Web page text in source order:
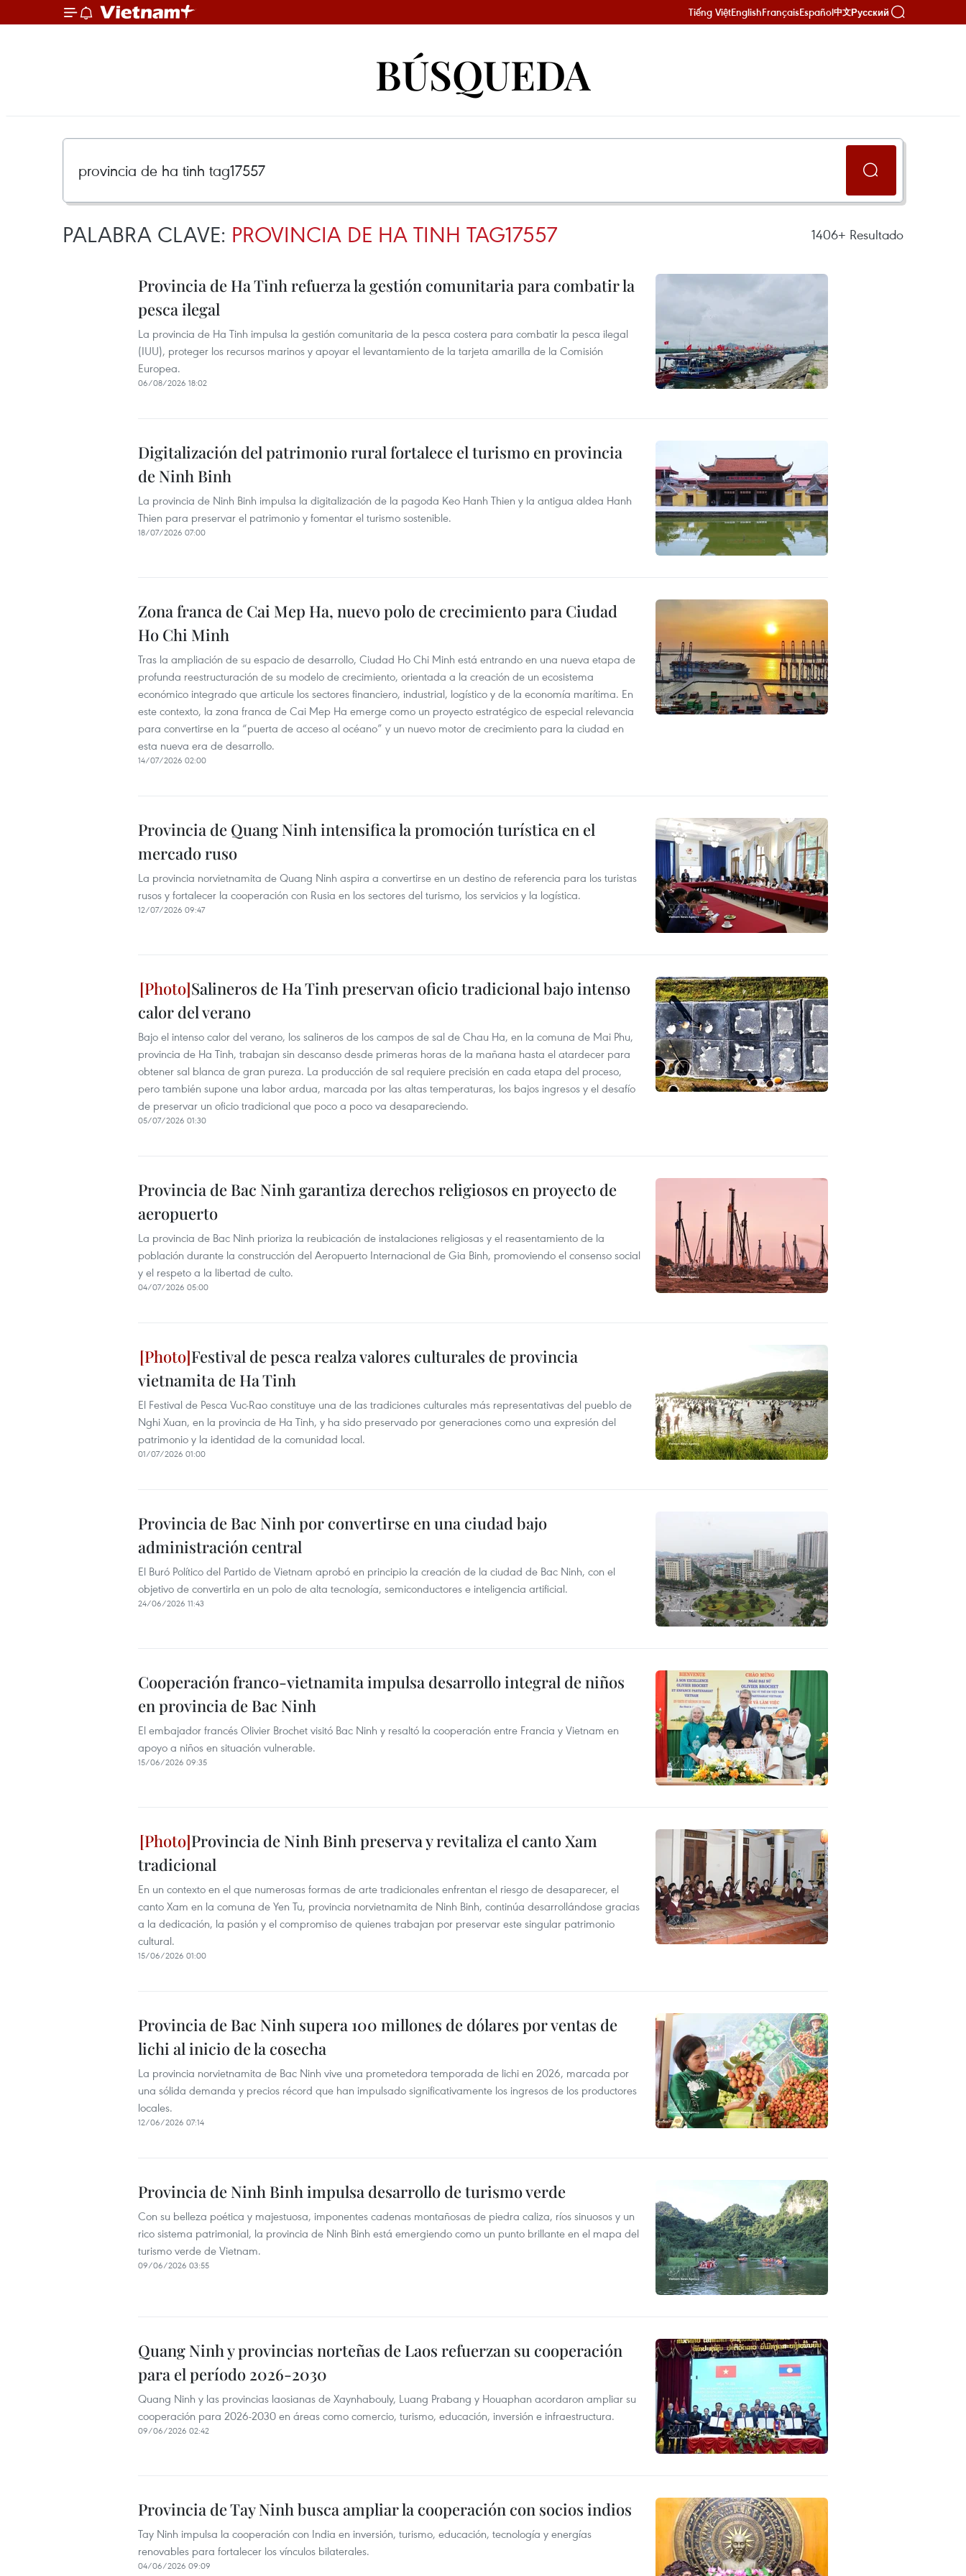
Tiếng ViệtEnglishFrançaisEspañol中文Русский
BÚSQUEDA
PALABRA CLAVE: PROVINCIA DE HA TINH TAG17557 1406+ Resultado
Provincia de Ha Tinh refuerza la gestión comunitaria para combatir la
pesca ilegal
La provincia de Ha Tinh impulsa la gestión comunitaria de la pesca costera para combatir la pesca ilegal
(IUU), proteger los recursos marinos y apoyar el levantamiento de la tarjeta amarilla de la Comisión
Europea.
06/08/2026 18:02
Digitalización del patrimonio rural fortalece el turismo en provincia
de Ninh Binh
La provincia de Ninh Binh impulsa la digitalización de la pagoda Keo Hanh Thien y la antigua aldea Hanh
Thien para preservar el patrimonio y fomentar el turismo sostenible.
18/07/2026 07:00
Zona franca de Cai Mep Ha, nuevo polo de crecimiento para Ciudad
Ho Chi Minh
Tras la ampliación de su espacio de desarrollo, Ciudad Ho Chi Minh está entrando en una nueva etapa de
profunda reestructuración de su modelo de crecimiento, orientada a la creación de un ecosistema
económico integrado que articule los sectores financiero, industrial, logístico y de la economía marítima. En
este contexto, la zona franca de Cai Mep Ha emerge como un proyecto estratégico de especial relevancia
para convertirse en la “puerta de acceso al océano” y un nuevo motor de crecimiento para la ciudad en
esta nueva era de desarrollo.
14/07/2026 02:00
Provincia de Quang Ninh intensifica la promoción turística en el
mercado ruso
La provincia norvietnamita de Quang Ninh aspira a convertirse en un destino de referencia para los turistas
rusos y fortalecer la cooperación con Rusia en los sectores del turismo, los servicios y la logística.
12/07/2026 09:47
Salineros de Ha Tinh preservan oficio tradicional bajo intenso
calor del verano
Bajo el intenso calor del verano, los salineros de los campos de sal de Chau Ha, en la comuna de Mai Phu,
provincia de Ha Tinh, trabajan sin descanso desde primeras horas de la mañana hasta el atardecer para
obtener sal blanca de gran pureza. La producción de sal requiere precisión en cada etapa del proceso,
pero también supone una labor ardua, marcada por las altas temperaturas, los bajos ingresos y el desafío
de preservar un oficio tradicional que poco a poco va desapareciendo.
05/07/2026 01:30
Provincia de Bac Ninh garantiza derechos religiosos en proyecto de
aeropuerto
La provincia de Bac Ninh prioriza la reubicación de instalaciones religiosas y el reasentamiento de la
población durante la construcción del Aeropuerto Internacional de Gia Binh, promoviendo el consenso social
y el respeto a la libertad de culto.
04/07/2026 05:00
Festival de pesca realza valores culturales de provincia
vietnamita de Ha Tinh
El Festival de Pesca Vuc-Rao constituye una de las tradiciones culturales más representativas del pueblo de
Nghi Xuan, en la provincia de Ha Tinh, y ha sido preservado por generaciones como una expresión del
patrimonio y la identidad de la comunidad local.
01/07/2026 01:00
Provincia de Bac Ninh por convertirse en una ciudad bajo
administración central
El Buró Político del Partido de Vietnam aprobó en principio la creación de la ciudad de Bac Ninh, con el
objetivo de convertirla en un polo de alta tecnología, semiconductores e inteligencia artificial.
24/06/2026 11:43
Cooperación franco-vietnamita impulsa desarrollo integral de niños
en provincia de Bac Ninh
El embajador francés Olivier Brochet visitó Bac Ninh y resaltó la cooperación entre Francia y Vietnam en
apoyo a niños en situación vulnerable.
15/06/2026 09:35
Provincia de Ninh Binh preserva y revitaliza el canto Xam
tradicional
En un contexto en el que numerosas formas de arte tradicionales enfrentan el riesgo de desaparecer, el
canto Xam en la comuna de Yen Tu, provincia norvietnamita de Ninh Binh, continúa desarrollándose gracias
a la dedicación, la pasión y el compromiso de quienes trabajan por preservar este singular patrimonio
cultural.
15/06/2026 01:00
Provincia de Bac Ninh supera 100 millones de dólares por ventas de
lichi al inicio de la cosecha
La provincia norvietnamita de Bac Ninh vive una prometedora temporada de lichi en 2026, marcada por
una sólida demanda y precios récord que han impulsado significativamente los ingresos de los productores
locales.
12/06/2026 07:14
Provincia de Ninh Binh impulsa desarrollo de turismo verde
Con su belleza poética y majestuosa, imponentes cadenas montañosas de piedra caliza, ríos sinuosos y un
rico sistema patrimonial, la provincia de Ninh Binh está emergiendo como un punto brillante en el mapa del
turismo verde de Vietnam.
09/06/2026 03:55
Quang Ninh y provincias norteñas de Laos refuerzan su cooperación
para el período 2026-2030
Quang Ninh y las provincias laosianas de Xaynhabouly, Luang Prabang y Houaphan acordaron ampliar su
cooperación para 2026-2030 en áreas como comercio, turismo, educación, inversión e infraestructura.
09/06/2026 02:42
Provincia de Tay Ninh busca ampliar la cooperación con socios indios
Tay Ninh impulsa la cooperación con India en inversión, turismo, educación, tecnología y energías
renovables para fortalecer los vínculos bilaterales.
04/06/2026 09:09